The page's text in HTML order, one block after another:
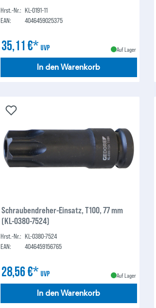
Hrst.-Nr.: KL-0191-11
EAN:
4046459025375
35,11 €* UVP Auf Lager
In den Warenkorb
Schraubendreher-Einsatz, T100, 77 mm
(KL-0380-7524)
Hrst.-Nr.: KL-0380-7524
EAN:
4046459156765
28,56 €* UVP Auf Lager
In den Warenkorb